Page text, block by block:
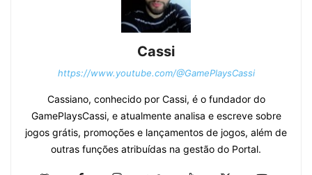
Cassi
https://www.youtube.com/@GamePlaysCassi
Cassiano, conhecido por Cassi, é o fundador do
GamePlaysCassi, e atualmente analisa e escreve sobre
jogos grátis, promoções e lançamentos de jogos, além de
outras funções atribuídas na gestão do Portal.